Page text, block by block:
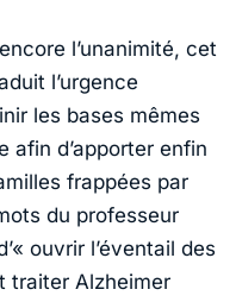
l’unanimité, cet
l’urgence
les bases mêmes
afin d’apporter enfin
frappées par
du professeur
ouvrir l’éventail des
traiter Alzheimer